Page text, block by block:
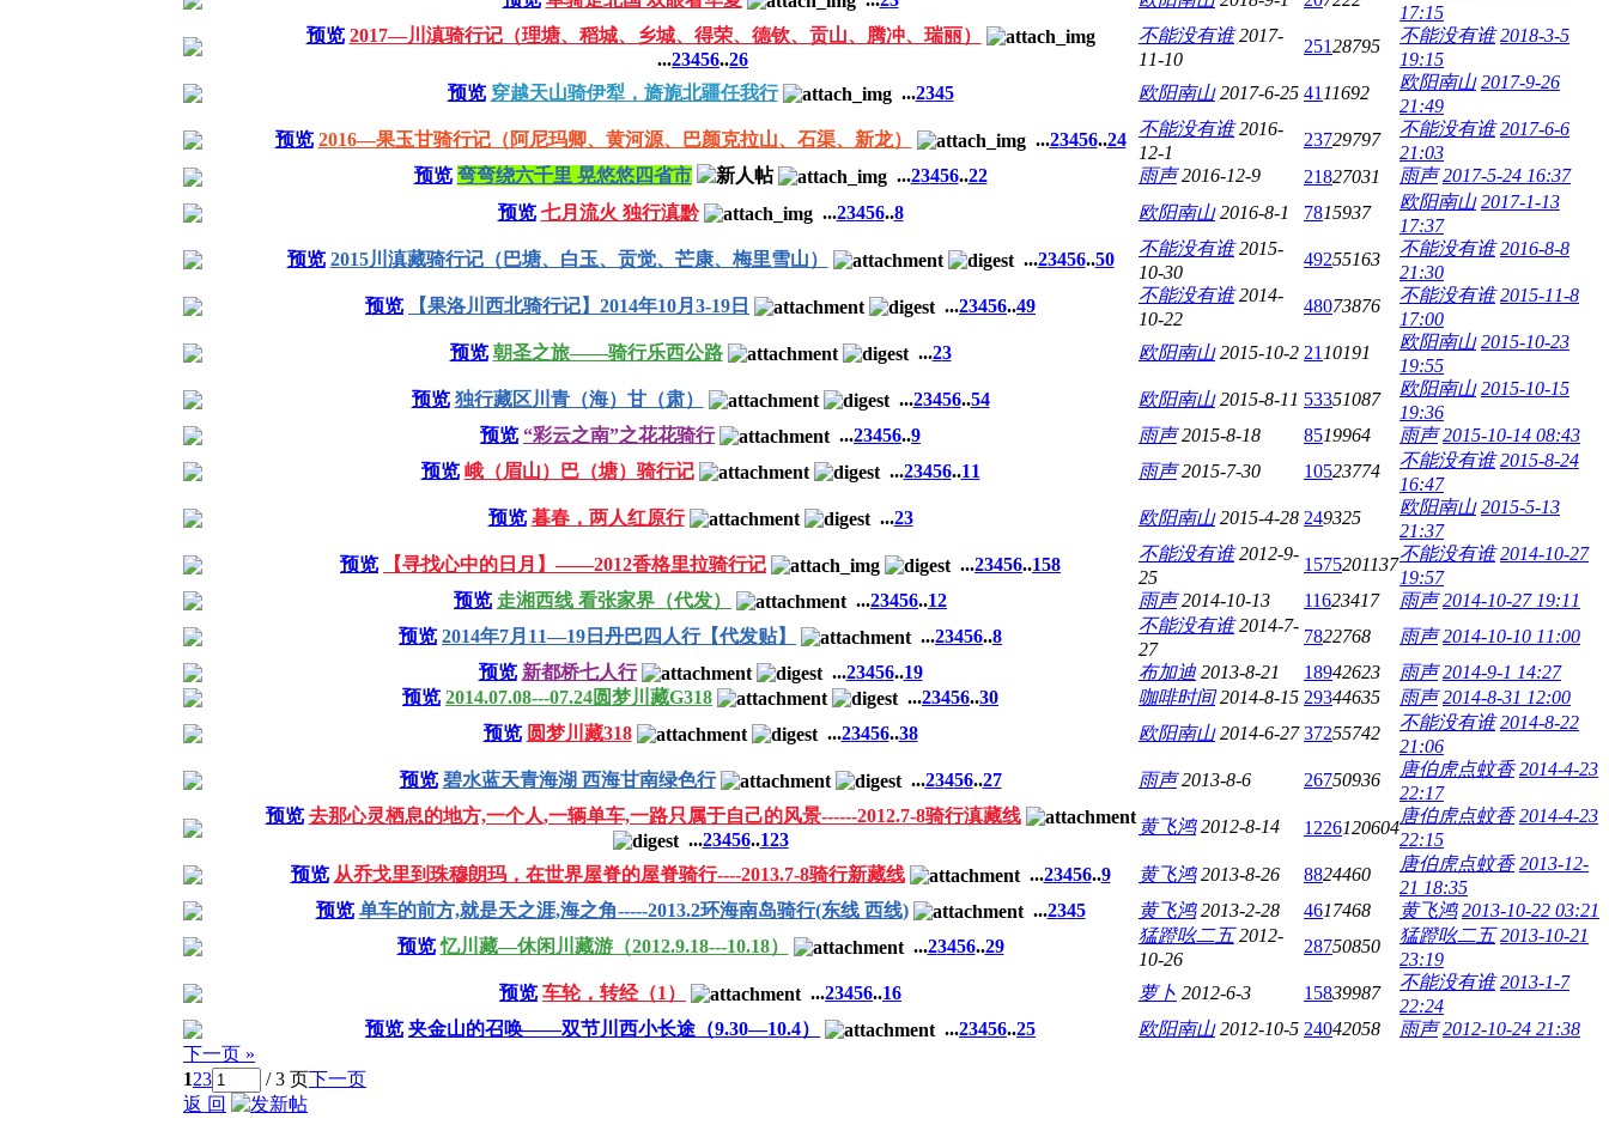
17:15
预览 2017—川滇骑行记（理塘、稻城、乡城、得荣、德钦、贡山、腾冲、瑞丽）
...23456..26
不能没有谁 2017-
11-10
25128795
不能没有谁 2018-3-5
19:15
预览 穿越天山骑伊犁，旖旎北疆任我行 ...2345 欧阳南山 2017-6-25 41 11692
欧阳南山 2017-9-26
21:49
预览 2016—果玉甘骑行记（阿尼玛卿、黄河源、巴颜克拉山、石渠、新龙） ...23456..24
不能没有谁 2016-
12-1
23729797
不能没有谁 2017-6-6
21:03
预览 弯弯绕六千里 晃悠悠四省市 ...23456..22 雨声 2016-12-9 21827031 雨声 2017-5-24 16:37
预览 七月流火 独行滇黔 ...23456..8 欧阳南山 2016-8-1 7815937
欧阳南山 2017-1-13
17:37
预览 2015川滇藏骑行记（巴塘、白玉、贡觉、芒康、梅里雪山） ...23456..50
不能没有谁 2015-
10-30
49255163
不能没有谁 2016-8-8
21:30
预览
【果洛川西北骑行记】2014年10月3-19日 ...23456..49
不能没有谁 2014-
10-22
48073876
不能没有谁 2015-11-8
17:00
预览 朝圣之旅——骑行乐西公路 ...23 欧阳南山 2015-10-2 21 10191
欧阳南山 2015-10-23
19:55
预览 独行藏区川青（海）甘（肃） ...23456..54 欧阳南山 2015-8-11 53351087
欧阳南山 2015-10-15
19:36
预览 “彩云之南”之花花骑行 ...23456..9 雨声 2015-8-18 8519964 雨声 2015-10-14 08:43
预览 峨（眉山）巴（塘）骑行记 ...23456..11 雨声 2015-7-30 10523774
不能没有谁 2015-8-24
16:47
预览 暮春，两人红原行 ...23 欧阳南山 2015-4-28 249325
欧阳南山 2015-5-13
21:37
预览
【寻找心中的日月】——2012香格里拉骑行记 ...23456..158
不能没有谁 2012-9-
25
1575201137
不能没有谁 2014-10-27
19:57
预览 走湘西线 看张家界（代发） ...23456..12 雨声 2014-10-13 11623417 雨声 2014-10-27 19:11
预览 2014年7月11—19日丹巴四人行【代发贴】 ...23456..8
不能没有谁 2014-7-
27
7822768 雨声 2014-10-10 11:00
预览 新都桥七人行 ...23456..19 布加迪 2013-8-21 18942623 雨声 2014-9-1 14:27
预览 2014.07.08---07.24圆梦川藏G318 ...23456..30 咖啡时间 2014-8-15 29344635 雨声 2014-8-31 12:00
预览 圆梦川藏318 ...23456..38 欧阳南山 2014-6-27 37255742
不能没有谁 2014-8-22
21:06
预览 碧水蓝天青海湖 西海甘南绿色行 ...23456..27 雨声 2013-8-6 26750936
唐伯虎点蚊香 2014-4-23
22:17
预览 去那心灵栖息的地方,一个人,一辆单车,一路只属于自己的风景------2012.7-8骑行滇藏线
...23456..123
黄飞鸿 2012-8-14 1226120604
唐伯虎点蚊香 2014-4-23
22:15
预览 从乔戈里到珠穆朗玛，在世界屋脊的屋脊骑行----2013.7-8骑行新藏线 ...23456..9 黄飞鸿 2013-8-26 8824460
唐伯虎点蚊香 2013-12-
21 18:35
预览 单车的前方,就是天之涯,海之角-----2013.2环海南岛骑行(东线 西线) ...2345 黄飞鸿 2013-2-28 4617468 黄飞鸿 2013-10-22 03:21
预览 忆川藏—休闲川藏游（2012.9.18---10.18） ...23456..29
猛蹬吆二五 2012-
10-26
28750850
猛蹬吆二五 2013-10-21
23:19
预览 车轮，转经（1） ...23456..16 萝卜 2012-6-3 15839987
不能没有谁 2013-1-7
22:24
预览 夹金山的召唤——双节川西小长途（9.30—10.4） ...23456..25 欧阳南山 2012-10-5 24042058 雨声 2012-10-24 21:38
下一页 »
123 / 3 页下一页
返 回